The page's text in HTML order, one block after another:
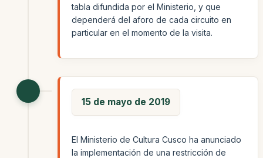
tabla difundida por el Ministerio, y que
dependerá del aforo de cada circuito en
particular en el momento de la visita.
15 de mayo de 2019
El Ministerio de Cultura Cusco ha anunciado
la implementación de una restricción de